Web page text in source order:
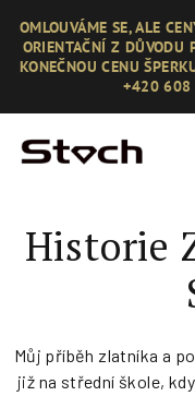
obsah
OMLOUVÁME SE, ALE
ORIENTAČNÍ Z DŮVODU
KONEČNOU CENU
+420 608
Historie
Můj příběh zlatníka a
již na střední škole,